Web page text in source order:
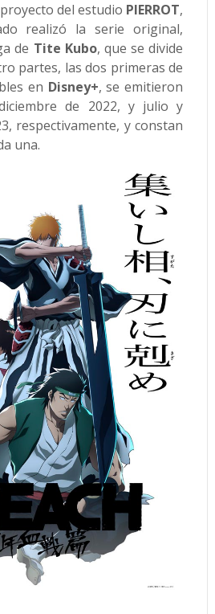
del estudio PIERROT,
realizó la serie original,
de Tite Kubo, que se divide
partes, las dos primeras de
en Disney+, se emitieron
de 2022, y julio y
respectivamente, y constan
una.